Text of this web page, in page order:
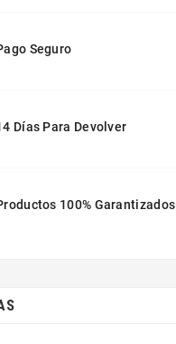
Seguro
Días Para Devolver
100% Garantizados